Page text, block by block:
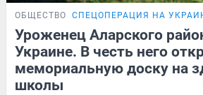
ОБЩЕСТВО СПЕЦОПЕРАЦИЯ НА
Уроженец Аларского
Украине. В честь него
мемориальную доску на
школы